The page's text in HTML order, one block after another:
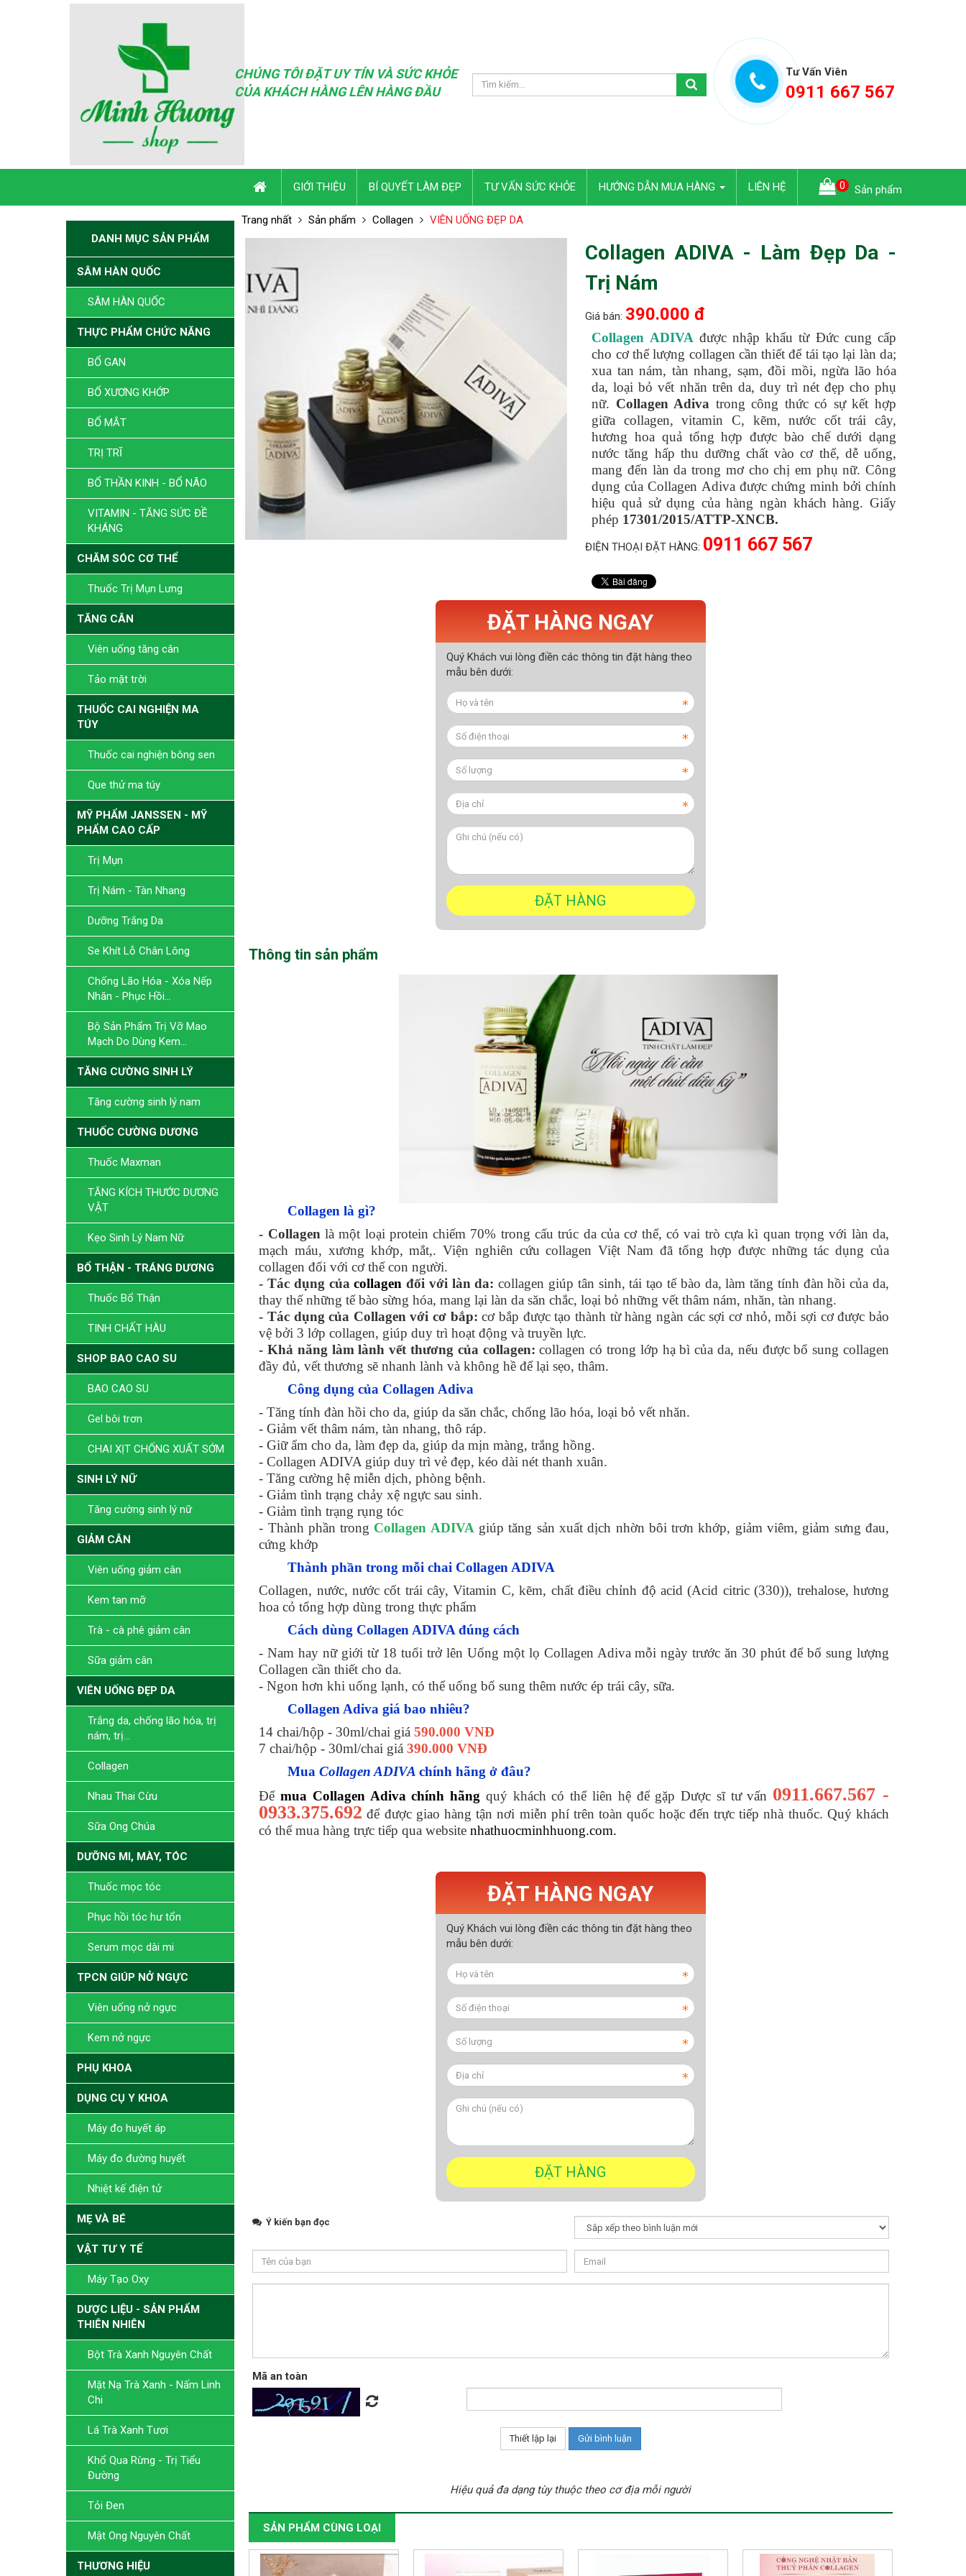
CHÚNG TÔI ĐẶT UY TÍN VÀ SỨC KHỎE
CỦA KHÁCH HÀNG LÊN HÀNG ĐẦU
Tư Vấn Viên
0911 667 567
GIỚI THIỆU BÍ QUYẾT LÀM ĐẸP TƯ VẤN SỨC KHỎE HƯỚNG DẪN MUA HÀNG LIÊN HỆ Sản phẩm
0
Trang nhất Sản phẩm Collagen VIÊN UỐNG ĐẸP DA
Collagen ADIVA - Làm Đẹp Da -
Trị Nám
Giá bán: 390.000 đ
Collagen ADIVA được nhập khẩu từ Đức cung cấp
cho cơ thể lượng collagen cần thiết để tái tạo lại làn da;
xua tan nám, tàn nhang, sạm, đồi mồi, ngừa lão hóa
da, loại bỏ vết nhăn trên da, duy trì nét đẹp cho phụ
nữ. Collagen Adiva trong công thức có sự kết hợp
giữa collagen, vitamin C, kẽm, nước cốt trái cây,
hương hoa quả tổng hợp được bào chế dưới dạng
nước tăng hấp thu dưỡng chất vào cơ thể, dễ uống,
mang đến làn da trong mơ cho chị em phụ nữ. Công
dụng của Collagen Adiva được chứng minh bởi chính
hiệu quả sử dụng của hàng ngàn khách hàng. Giấy
phép 17301/2015/ATTP-XNCB.
ĐIỆN THOẠI ĐẶT HÀNG: 0911 667 567
ĐẶT HÀNG NGAY
Quý Khách vui lòng điền các thông tin đặt hàng theo
mẫu bên dưới:
Thông tin sản phẩm
Collagen là gì?
- Collagen là một loại protein chiếm 70% trong cấu trúc da của cơ thể, có vai trò cựa kì quan trọng với làn da,
mạch máu, xương khớp, mắt,. Viện nghiên cứu collagen Việt Nam đã tổng hợp được những tác dụng của
collagen đối với cơ thể con người.
- Tác dụng củacollagen đối với làn da: collagen giúp tân sinh, tái tạo tế bào da, làm tăng tính đàn hồi của da,
thay thế những tế bào sừng hóa, mang lại làn da săn chắc, loại bỏ những vết thâm nám, nhăn, tàn nhang.
- Tác dụng của Collagen với cơ bắp: cơ bắp được tạo thành từ hàng ngàn các sợi cơ nhỏ, mỗi sợi cơ được bảo
vệ bởi 3 lớp collagen, giúp duy trì hoạt động và truyền lực.
- Khả năng làm lành vết thương của collagen: collagen có trong lớp hạ bì của da, nếu được bổ sung collagen
đầy đủ, vết thương sẽ nhanh lành và không hề để lại sẹo, thâm.
Công dụng của Collagen Adiva
- Tăng tính đàn hồi cho da, giúp da săn chắc, chống lão hóa, loại bỏ vết nhăn.
- Giảm vết thâm nám, tàn nhang, thô ráp.
- Giữ ẩm cho da, làm đẹp da, giúp da mịn màng, trắng hồng.
- Collagen ADIVA giúp duy trì vẻ đẹp, kéo dài nét thanh xuân.
- Tăng cường hệ miễn dịch, phòng bệnh.
- Giảm tình trạng chảy xệ ngực sau sinh.
- Giảm tình trạng rụng tóc
- Thành phần trong Collagen ADIVA giúp tăng sản xuất dịch nhờn bôi trơn khớp, giảm viêm, giảm sưng đau,
cứng khớp
Thành phần trong mỗi chai Collagen ADIVA
Collagen, nước, nước cốt trái cây, Vitamin C, kẽm, chất điều chỉnh độ acid (Acid citric (330)), trehalose, hương
hoa cỏ tổng hợp dùng trong thực phẩm
Cách dùng Collagen ADIVA đúng cách
- Nam hay nữ giới từ 18 tuổi trở lên Uống một lọ Collagen Adiva mỗi ngày trước ăn 30 phút để bổ sung lượng
Collagen cần thiết cho da.
- Ngon hơn khi uống lạnh, có thể uống bổ sung thêm nước ép trái cây, sữa.
Collagen Adiva giá bao nhiêu?
14 chai/hộp - 30ml/chai giá590.000 VNĐ
7 chai/hộp - 30ml/chai giá390.000 VNĐ
MuaCollagen ADIVA chính hãng ở đâu?
Để mua Collagen Adivachính hãng quý khách có thể liên hệ để gặp Dược sĩ tư vấn 0911.667.567 -
0933.375.692 để được giao hàng tận nơi miễn phí trên toàn quốc hoặc đến trực tiếp nhà thuốc. Quý khách
có thể mua hàng trực tiếp qua website nhathuocminhhuong.com.
ĐẶT HÀNG NGAY
Quý Khách vui lòng điền các thông tin đặt hàng theo
mẫu bên dưới:
Ý kiến bạn đọc
Mã an toàn
Hiệu quả đa dạng tùy thuộc theo cơ địa mỗi người
SẢN PHẨM CÙNG LOẠI
DANH MỤC SẢN PHẨM
SÂM HÀN QUỐC
SÂM HÀN QUỐC
THỰC PHẨM CHỨC NĂNG
BỔ GAN
BỔ XƯƠNG KHỚP
BỔ MẮT
TRỊ TRĨ
BỔ THẦN KINH - BỔ NÃO
VITAMIN - TĂNG SỨC ĐỀ
KHÁNG
CHĂM SÓC CƠ THỂ
Thuốc Trị Mụn Lưng
TĂNG CÂN
Viên uống tăng cân
Tảo mặt trời
THUỐC CAI NGHIỆN MA
TÚY
Thuốc cai nghiện bông sen
Que thử ma túy
MỸ PHẨM JANSSEN - MỸ
PHẨM CAO CẤP
Trị Mụn
Trị Nám - Tàn Nhang
Dưỡng Trắng Da
Se Khít Lỗ Chân Lông
Chống Lão Hóa - Xóa Nếp
Nhăn - Phục Hồi...
Bộ Sản Phẩm Trị Vỡ Mao
Mạch Do Dùng Kem...
TĂNG CƯỜNG SINH LÝ
Tăng cường sinh lý nam
THUỐC CƯỜNG DƯƠNG
Thuốc Maxman
TĂNG KÍCH THƯỚC DƯƠNG
VẬT
Kẹo Sinh Lý Nam Nữ
BỔ THẬN - TRÁNG DƯƠNG
Thuốc Bổ Thận
TINH CHẤT HÀU
SHOP BAO CAO SU
BAO CAO SU
Gel bôi trơn
CHAI XỊT CHỐNG XUẤT SỚM
SINH LÝ NỮ
Tăng cường sinh lý nữ
GIẢM CÂN
Viên uống giảm cân
Kem tan mỡ
Trà - cà phê giảm cân
Sữa giảm cân
VIÊN UỐNG ĐẸP DA
Trắng da, chống lão hóa, trị
nám, trị...
Collagen
Nhau Thai Cừu
Sữa Ong Chúa
DƯỠNG MI, MÀY, TÓC
Thuốc mọc tóc
Phục hồi tóc hư tổn
Serum mọc dài mi
TPCN GIÚP NỞ NGỰC
Viên uống nở ngực
Kem nở ngực
PHỤ KHOA
DỤNG CỤ Y KHOA
Máy đo huyết áp
Máy đo đường huyết
Nhiệt kế điện tử
MẸ VÀ BÉ
VẬT TƯ Y TẾ
Máy Tạo Oxy
DƯỢC LIỆU - SẢN PHẨM
THIÊN NHIÊN
Bột Trà Xanh Nguyên Chất
Mặt Nạ Trà Xanh - Nấm Linh
Chi
Lá Trà Xanh Tươi
Khổ Qua Rừng - Trị Tiểu
Đường
Tỏi Đen
Mật Ong Nguyên Chất
THƯƠNG HIỆU